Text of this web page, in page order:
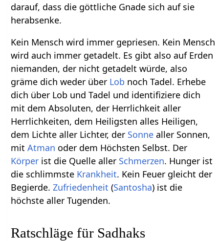
darauf, dass die göttliche Gnade sich auf sie
herabsenke.
Kein Mensch wird immer gepriesen. Kein Mensch
wird auch immer getadelt. Es gibt also auf Erden
niemanden, der nicht getadelt würde, also
gräme dich weder über Lob noch Tadel. Erhebe
dich über Lob und Tadel und identifiziere dich
mit dem Absoluten, der Herrlichkeit aller
Herrlichkeiten, dem Heiligsten alles Heiligen,
dem Lichte aller Lichter, der Sonne aller Sonnen,
mitAtman oder dem Höchsten Selbst. Der
Körper ist die Quelle aller Schmerzen. Hunger ist
die schlimmste Krankheit. Kein Feuer gleicht der
Begierde.Zufriedenheit (Santosha) ist die
höchste aller Tugenden.
Ratschläge für Sadhaks